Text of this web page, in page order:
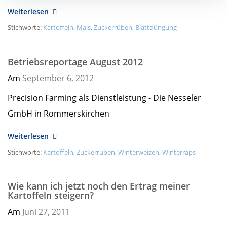
Weiterlesen
Stichworte: Kartoffeln, Mais,Zuckerrüben, Blattdüngung
Betriebsreportage August 2012
Am September 6, 2012
Precision Farming als Dienstleistung - Die Nesseler
GmbH in Rommerskirchen
Weiterlesen
Stichworte: Kartoffeln,Zuckerrüben,Winterweizen,Winterraps
Wie kann ich jetzt noch den Ertrag meiner
Kartoffeln steigern?
Am Juni 27, 2011